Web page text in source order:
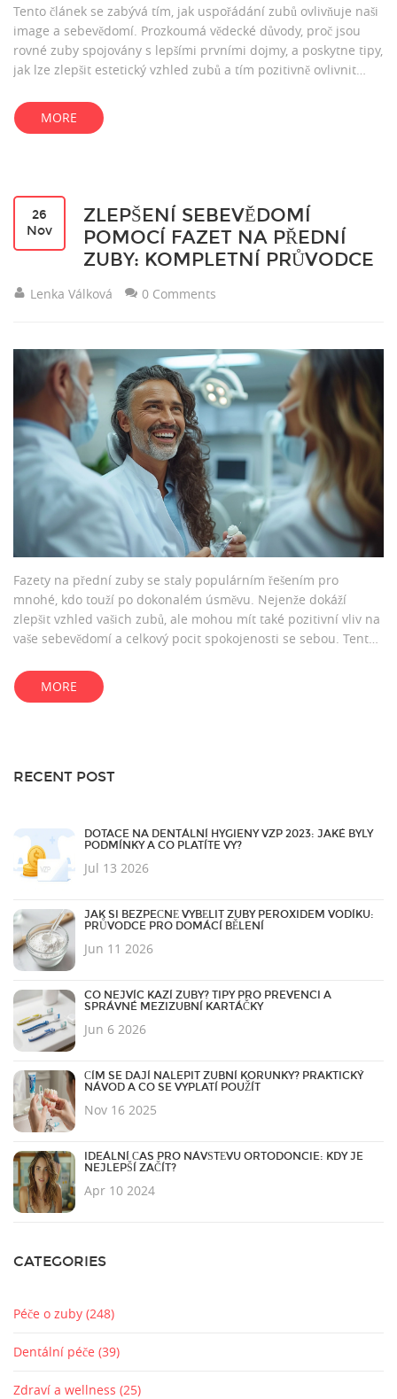
Tento článek se zabývá tím, jak uspořádání zubů ovlivňuje naši
image a sebevědomí. Prozkoumá vědecké důvody, proč jsou
rovné zuby spojovány s lepšími prvními dojmy, a poskytne tipy,
jak lze zlepšit estetický vzhled zubů a tím pozitivně ovlivnit
mýty a poněkud opomíjeným aspektem úsměvu, kterým je
zdraví dásní.
MORE
26
Nov
ZLEPŠENÍ SEBEVĚDOMÍ
POMOCÍ FAZET NA PŘEDNÍ
ZUBY: KOMPLETNÍ PRŮVODCE
Lenka Válková 0 Comments
Fazety na přední zuby se staly populárním řešením pro
mnohé, kdo touží po dokonalém úsměvu. Nejenže dokáží
zlepšit vzhled vašich zubů, ale mohou mít také pozitivní vliv na
vaše sebevědomí a celkový pocit spokojenosti se sebou. Tento
proces aplikace a jak se o ně starat, abyste si mohli užívat svůj
nový úsměv co nejdéle.
MORE
RECENT POST
DOTACE NA DENTÁLNÍ HYGIENY VZP 2023: JAKÉ BYLY
PODMÍNKY A CO PLATÍTE VY?
Jul 13 2026
JAK SI BEZPEČNĚ VYBĚLIT ZUBY PEROXIDEM VODÍKU:
PRŮVODCE PRO DOMÁCÍ BĚLENÍ
Jun 11 2026
CO NEJVÍC KAZÍ ZUBY? TIPY PRO PREVENCI A
SPRÁVNÉ MEZIZUBNÍ KARTÁČKY
Jun 6 2026
ČÍM SE DAJÍ NALEPIT ZUBNÍ KORUNKY? PRAKTICKÝ
NÁVOD A CO SE VYPLATÍ POUŽÍT
Nov 16 2025
IDEÁLNÍ ČAS PRO NÁVŠTĚVU ORTODONCIE: KDY JE
NEJLEPŠÍ ZAČÍT?
Apr 10 2024
CATEGORIES
Péče o zuby (248)
Dentální péče (39)
Zdraví a wellness (25)